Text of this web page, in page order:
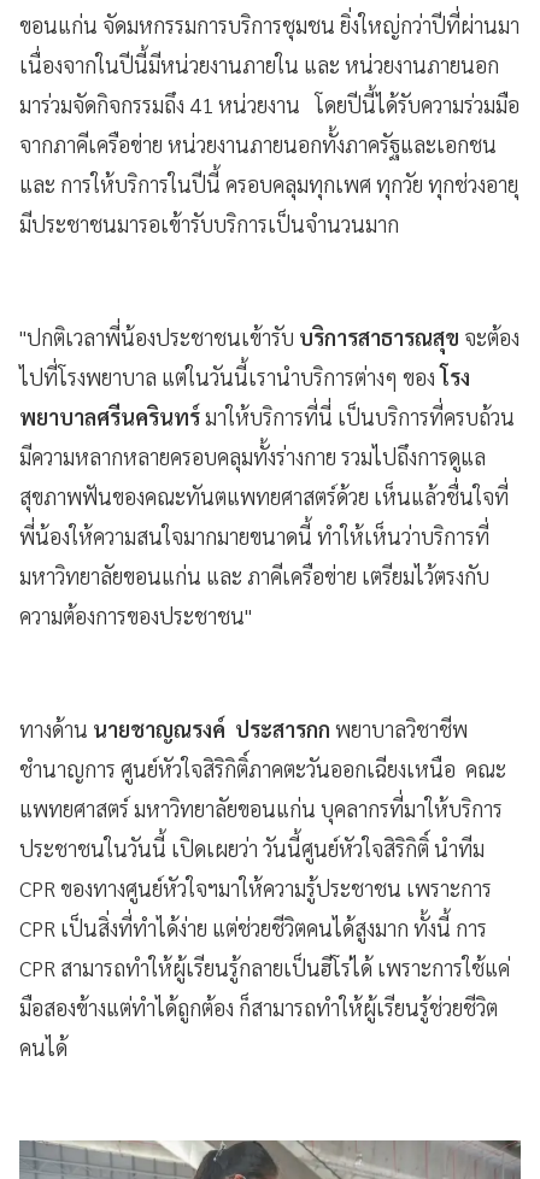
ขอนแก่น จัดมหกรรมการบริการชุมชน ยิ่งใหญ่กว่าปีที่ผ่านมา
เนื่องจากในปีนี้มีหน่วยงานภายใน และ หน่วยงานภายนอก
มาร่วมจัดกิจกรรมถึง 41 หน่วยงาน โดยปีนี้ได้รับความร่วมมือ
จากภาคีเครือข่าย หน่วยงานภายนอกทั้งภาครัฐและเอกชน
และ การให้บริการในปีนี้ ครอบคลุมทุกเพศ ทุกวัย ทุกช่วงอายุ
มีประชาชนมารอเข้ารับบริการเป็นจำนวนมาก
"ปกติเวลาพี่น้องประชาชนเข้ารับ บริการสาธารณสุข จะต้อง
ไปที่โรงพยาบาล แต่ในวันนี้เรานำบริการต่างๆ ของโรง
พยาบาลศรีนครินทร์มาให้บริการที่นี่ เป็นบริการที่ครบถ้วน
มีความหลากหลายครอบคลุมทั้งร่างกาย รวมไปถึงการดูแล
สุขภาพฟันของคณะทันตแพทยศาสตร์ด้วย เห็นแล้วชื่นใจที่
พี่น้องให้ความสนใจมากมายขนาดนี้ ทำให้เห็นว่าบริการที่
มหาวิทยาลัยขอนแก่น และ ภาคีเครือข่าย เตรียมไว้ตรงกับ
ความต้องการของประชาชน"
ทางด้าน นายชาญณรงค์ ประสารกก พยาบาลวิชาชีพ
ชำนาญการ ศูนย์หัวใจสิริกิติ์ภาคตะวันออกเฉียงเหนือ คณะ
แพทยศาสตร์ มหาวิทยาลัยขอนแก่น บุคลากรที่มาให้บริการ
ประชาชนในวันนี้ เปิดเผยว่า วันนี้ศูนย์หัวใจสิริกิติ์ นำทีม
CPR ของทางศูนย์หัวใจฯมาให้ความรู้ประชาชน เพราะการ
CPR เป็นสิ่งที่ทำได้ง่าย แต่ช่วยชีวิตคนได้สูงมาก ทั้งนี้ การ
CPR สามารถทำให้ผู้เรียนรู้กลายเป็นฮีโร่ได้ เพราะการใช้แค่
มือสองข้างแต่ทำได้ถูกต้อง ก็สามารถทำให้ผู้เรียนรู้ช่วยชีวิต
คนได้